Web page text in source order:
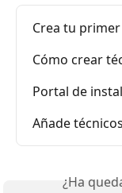
Crea tu
Cómo crear
Portal de
Añade técnicos
¿Ha